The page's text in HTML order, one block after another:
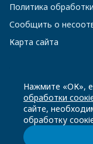
Политика
Сообщить о
Карта сайта
8 800 200-23-
Чат-бот в
Нажмите «ОК»,
обработки
сайте,
обработку